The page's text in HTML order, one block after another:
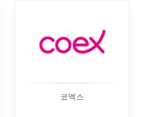
코엑스